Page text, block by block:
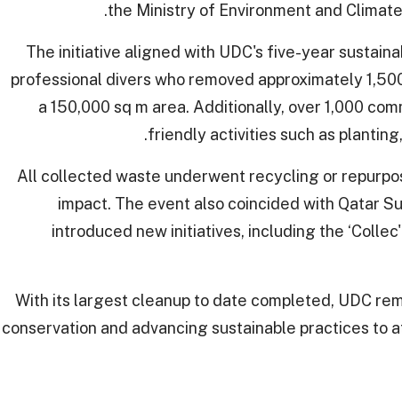
the Ministry of Environment and
The initiative aligned with UDC's five-year
professional divers who removed approximately
a 150,000 sq m area. Additionally, over 1,000
friendly activities such as
All collected waste underwent recycling or
impact. The event also coincided with Qatar
introduced new initiatives, including the
With its largest cleanup to date completed, UDC
conservation and advancing sustainable practices to